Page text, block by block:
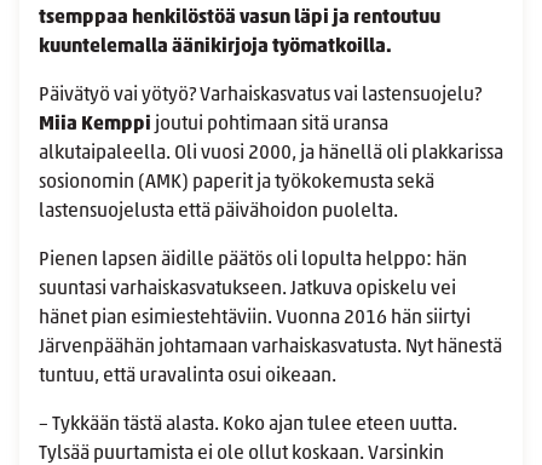
tsemppaa henkilöstöä vasun läpi ja rentoutuu
kuuntelemalla äänikirjoja työmatkoilla.
Päivätyö vai yötyö? Varhaiskasvatus vai lastensuojelu?
Miia Kemppi joutui pohtimaan sitä uransa
alkutaipaleella. Oli vuosi 2000, ja hänellä oli plakkarissa
sosionomin (AMK) paperit ja työkokemusta sekä
lastensuojelusta että päivähoidon puolelta.
Pienen lapsen äidille päätös oli lopulta helppo: hän
suuntasi varhaiskasvatukseen. Jatkuva opiskelu vei
hänet pian esimiestehtäviin. Vuonna 2016 hän siirtyi
Järvenpäähän johtamaan varhaiskasvatusta. Nyt hänestä
tuntuu, että uravalinta osui oikeaan.
– Tykkään tästä alasta. Koko ajan tulee eteen uutta.
Tylsää puurtamista ei ole ollut koskaan. Varsinkin